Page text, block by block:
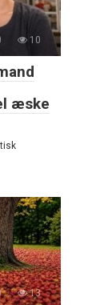
10
æske
13